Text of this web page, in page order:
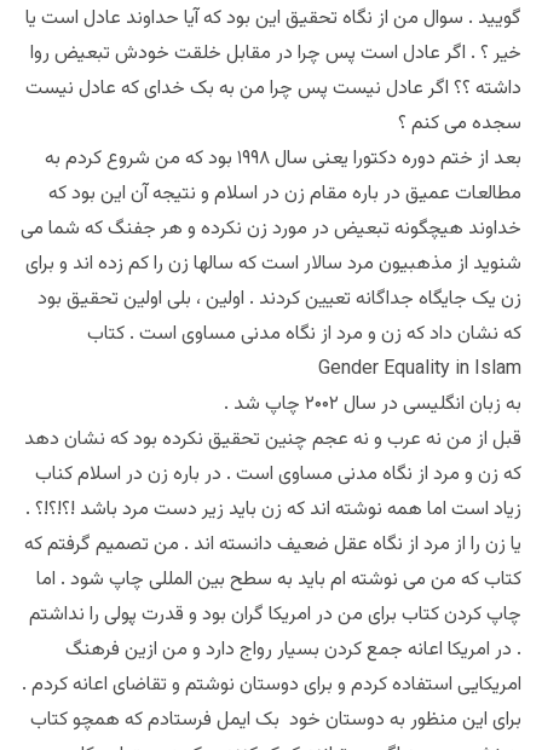
گویید . سوال من از نگاه تحقیق این بود که آیا حداوند عادل است یا
خیر ؟ . اگر عادل است پس چرا در مقابل خلقت خودش تبعیض روا
داشته ؟؟ اگر عادل نیست پس چرا من به بک خدای که عادل نیست
سجده می کنم ؟
بعد از ختم دوره دکتورا یعنی سال ۱۹۹۸ بود که من شروع کردم به
مطالعات عمیق در باره مقام زن در اسلام ‌و نتیجه آن این بود که
خداوند هیچگونه تبعیض در مورد زن نکرده و هر جفنگ که شما می
شنوید از مذهبیون مرد سالار است که سالها زن را کم زده اند و برای
زن یک جایگاه جداگانه تعیین کردند . اولین ، بلی اولین تحقیق بود
که نشان داد که زن و مرد از نگاه مدنی مساوی است . کتاب
Gender Equality in Islam
به زبان انگلیسی در سال ۲۰۰۲ چاپ شد .
قبل از من نه عرب و نه عجم چنین تحقیق نکرده بود که نشان دهد
که زن و مرد از نگاه مدنی مساوی است . در باره زن در اسلام کناب
زیاد است اما همه نوشته اند که زن باید زیر دست مرد باشد !؟!؟!؟ .
یا زن را از مرد از نگاه عقل ضعیف دانسته اند . من تصمیم گرفتم که
کتاب که من می نوشته ام باید به سطح بین المللی چاپ شود . اما
چاپ کردن کتاب برای من در امریکا گران بود و قدرت پولی را نداشتم
. در امریکا اعانه جمع کردن بسیار رواج دارد و من ازین فرهنگ
امریکایی استفاده کردم و برای دوستان نوشتم و تقاضای اعانه کردم .
برای این منظور به دوستان خود بک ایمل فرستادم که همچو کتاب